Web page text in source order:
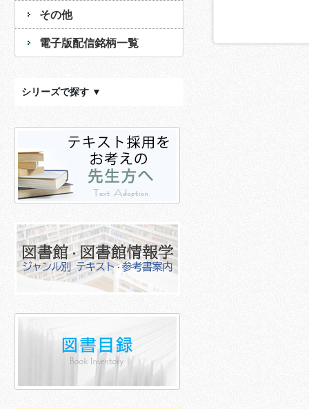
その他
電子版配信銘柄一覧
シリーズで探す ▼